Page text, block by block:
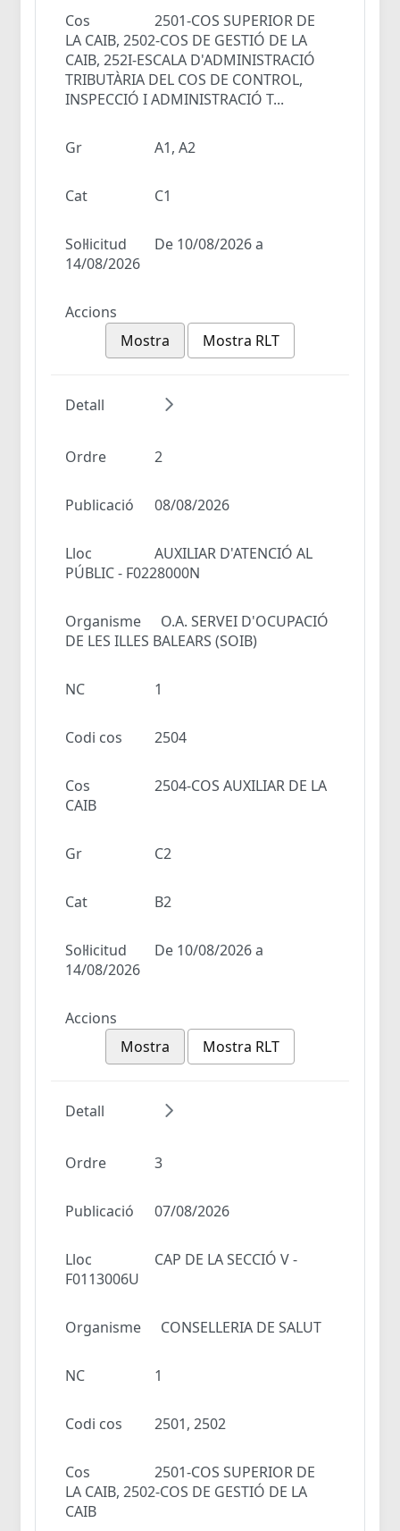
Cos
2501-COS SUPERIOR DE
LA CAIB, 2502-COS DE GESTIÓ DE LA
CAIB, 252I-ESCALA D'ADMINISTRACIÓ
TRIBUTÀRIA DEL COS DE CONTROL,
INSPECCIÓ I ADMINISTRACIÓ T...
Gr A1, A2
Cat C1
Sol·licitud
De 10/08/2026 a
14/08/2026
Accions
Mostra
Mostra RLT
Detall
Ordre 2
Publicació 08/08/2026
Lloc
AUXILIAR D'ATENCIÓ AL
PÚBLIC - F0228000N
Organisme
O.A. SERVEI D'OCUPACIÓ
DE LES ILLES BALEARS (SOIB)
NC 1
Codi cos 2504
Cos
2504-COS AUXILIAR DE LA
CAIB
Gr C2
Cat B2
Sol·licitud
De 10/08/2026 a
14/08/2026
Accions
Mostra
Mostra RLT
Detall
Ordre 3
Publicació 07/08/2026
Lloc
CAP DE LA SECCIÓ V -
F0113006U
Organisme CONSELLERIA DE SALUT
NC 1
Codi cos 2501, 2502
Cos
2501-COS SUPERIOR DE
LA CAIB, 2502-COS DE GESTIÓ DE LA
CAIB